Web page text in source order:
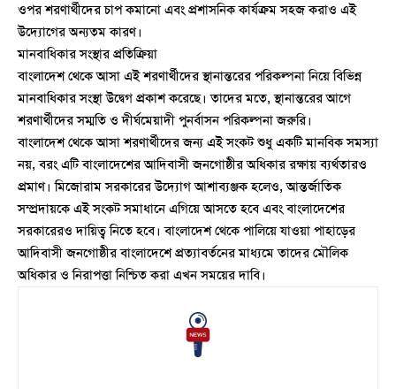
ওপর শরণার্থীদের চাপ কমানো এবং প্রশাসনিক কার্যক্রম সহজ করাও এই
উদ্যোগের অন্যতম কারণ।
মানবাধিকার সংস্থার প্রতিক্রিয়া
বাংলাদেশ থেকে আসা এই শরণার্থীদের স্থানান্তরের পরিকল্পনা নিয়ে বিভিন্ন
মানবাধিকার সংস্থা উদ্বেগ প্রকাশ করেছে। তাদের মতে, স্থানান্তরের আগে
শরণার্থীদের সম্মতি ও দীর্ঘমেয়াদী পুনর্বাসন পরিকল্পনা জরুরি।
বাংলাদেশ থেকে আসা শরণার্থীদের জন্য এই সংকট শুধু একটি মানবিক সমস্যা
নয়, বরং এটি বাংলাদেশের আদিবাসী জনগোষ্ঠীর অধিকার রক্ষায় ব্যর্থতারও
প্রমাণ। মিজোরাম সরকারের উদ্যোগ আশাব্যঞ্জক হলেও, আন্তর্জাতিক
সম্প্রদায়কে এই সংকট সমাধানে এগিয়ে আসতে হবে এবং বাংলাদেশের
সরকারেরও দায়িত্ব নিতে হবে। বাংলাদেশ থেকে পালিয়ে যাওয়া পাহাড়ের
আদিবাসী জনগোষ্ঠীর বাংলাদেশে প্রত্যাবর্তনের মাধ্যমে তাদের মৌলিক
অধিকার ও নিরাপত্তা নিশ্চিত করা এখন সময়ের দাবি।